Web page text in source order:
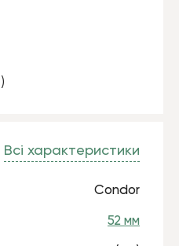
)
Всі характеристики
Condor
52 мм